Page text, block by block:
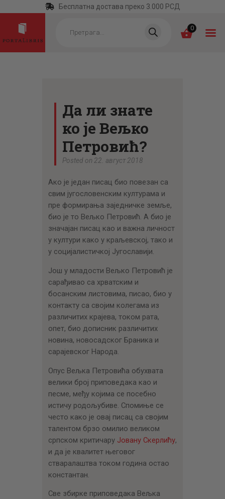
Бесплатна достава преко 3.000 РСД
search 0
КАТЕГОРИЈЕ
НАЈПРОДАВАНИЈЕ
НОВЕ КЊИГЕ
ОТРГНУТО ОД
АУТОРИ
АКТУЕЛНОСТИ
ЦЕНОВНИК
ПИСМО
Да ли знате
ко је Вељко
Петровић?
Posted on 22. август 2018
Ако је један писац био повезан са
свим југословенским културама и
пре формирања заједничке земље,
био је то Вељко Петровић. А био је
значајан писац као и важна личност
у култури како у краљевској, тако и
у социјалистичкој Југославији.
Још у младости Вељко Петровић је
сарађивао са хрватским и
босанским листовима, писао, био у
контакту са својим колегама из
различитих крајева, током рата,
опет, био дописник различитих
новина, новосадског Браника и
сарајевског Народа.
Опус Вељка Петровића обухвата
велики број приповедака као и
песме, међу којима се посебно
истичу родољубиве. Спомиње се
често како је овај писац са својим
талентом брзо омилио великом
српском критичару Јовану Скерлићу,
и да је квалитет његовог
стваралаштва током година остао
константан.
Све збирке приповедака Вељка